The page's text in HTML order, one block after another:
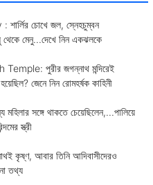
চোখে জল, স্নেহচুম্বন
থেকে মেনু...দেখে নিন একঝলকে
পুরীর জগন্নাথ মন্দিরেই
জেনে নিন রোমহর্ষক কাহিনী
সঙ্গে থাকতে চেয়েছিলেন,...পালিয়ে
স্ত্রী
কৃষ্ণ, আবার তিনি আদিবাসীদেরও
তথ্য